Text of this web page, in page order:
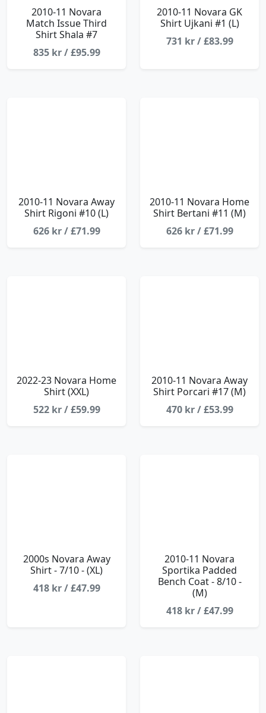
2010-11 Novara
Match Issue Third
Shirt Shala #7
835 kr / £95.99
2010-11 Novara GK
Shirt Ujkani #1 (L)
731 kr / £83.99
2010-11 Novara Away
Shirt Rigoni #10 (L)
626 kr / £71.99
2010-11 Novara Home
Shirt Bertani #11 (M)
626 kr / £71.99
2022-23 Novara Home
Shirt (XXL)
522 kr / £59.99
2010-11 Novara Away
Shirt Porcari #17 (M)
470 kr / £53.99
2000s Novara Away
Shirt - 7/10 - (XL)
418 kr / £47.99
2010-11 Novara
Sportika Padded
Bench Coat - 8/10 -
(M)
418 kr / £47.99